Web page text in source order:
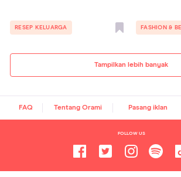
Tampilkan lebih banyak
RESEP KELUARGA FASHION &
FAQ Tentang Orami Pasang iklan
FOLLOW US